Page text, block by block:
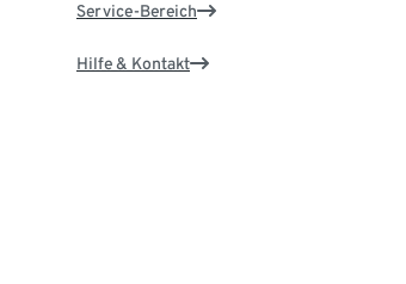
Service-Bereich
Hilfe & Kontakt